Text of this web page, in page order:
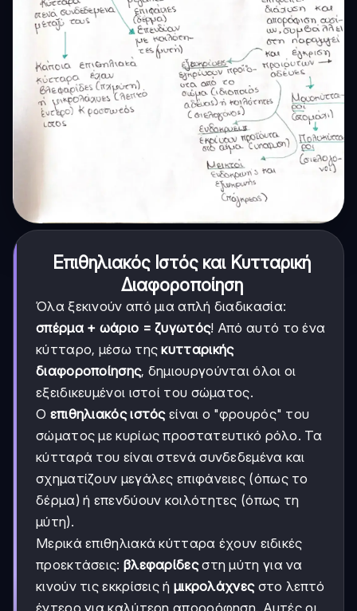
Επιθηλιακός Ιστός και Κυτταρική
Διαφοροποίηση
Όλα ξεκινούν από μια απλή διαδικασία:
σπέρμα + ωάριο = ζυγωτός! Από αυτό το ένα
κύτταρο, μέσω τηςκυτταρικής
διαφοροποίησης, δημιουργούνται όλοι οι
εξειδικευμένοι ιστοί του σώματος.
Ο επιθηλιακός ιστόςείναι ο "φρουρός" του
σώματος με κυρίως προστατευτικό ρόλο. Τα
κύτταρά του είναι στενά συνδεδεμένα και
σχηματίζουν μεγάλες επιφάνειες (όπως το
δέρμα) ή επενδύουν κοιλότητες (όπως τη
μύτη).
Μερικά επιθηλιακά κύτταρα έχουν ειδικές
προεκτάσεις: βλεφαρίδεςστη μύτη για να
κινούν τις εκκρίσεις ή μικρολάχνεςστο λεπτό